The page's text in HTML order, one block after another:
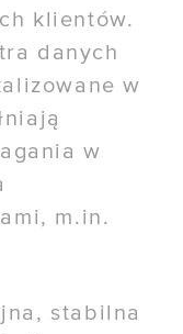
klientów.
danych
w
w
m.in.
stabilna